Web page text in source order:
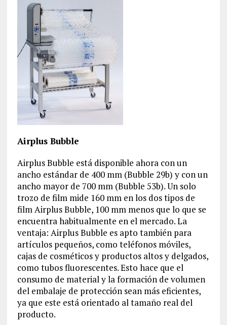
Airplus Bubble
Airplus Bubble está disponible ahora con un
ancho estándar de 400 mm (Bubble 29b) y con un
ancho mayor de 700 mm (Bubble 53b). Un solo
trozo de film mide 160 mm en los dos tipos de
film Airplus Bubble, 100 mm menos que lo que se
encuentra habitualmente en el mercado. La
ventaja: Airplus Bubble es apto también para
artículos pequeños, como teléfonos móviles,
cajas de cosméticos y productos altos y delgados,
como tubos fluorescentes. Esto hace que el
consumo de material y la formación de volumen
del embalaje de protección sean más eficientes,
ya que este está orientado al tamaño real del
producto.